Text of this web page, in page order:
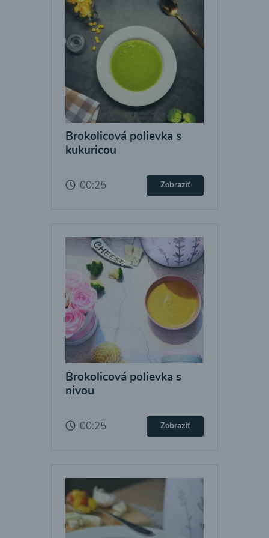
Brokolicová polievka s
kukuricou
00:25 Zobraziť
Brokolicová polievka s
nivou
00:25 Zobraziť